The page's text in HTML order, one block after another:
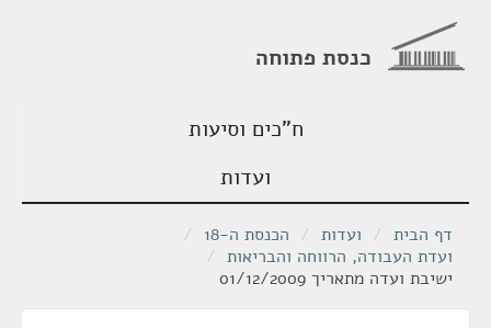
כנסת פתוחה
ח"כים וסיעות
ועדות
דף הבית / ועדות / הכנסת ה-18
/
ועדת העבודה, הרווחה והבריאות /
ישיבת ועדה מתאריך 01/12/2009